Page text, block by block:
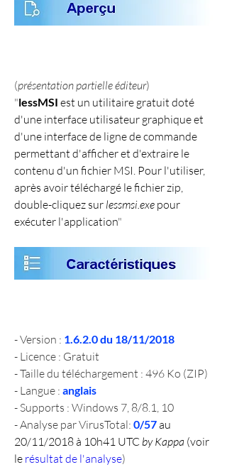
(présentation partielle éditeur)
"lessMSI est un utilitaire gratuit doté
d'une interface utilisateur graphique et
d'une interface de ligne de commande
permettant d'afficher et d'extraire le
contenu d'un fichier MSI. Pour l'utiliser,
après avoir téléchargé le fichier zip,
double-cliquez sur lessmsi.exe pour
exécuter l'application"
- Version : 1.6.2.0 du 18/11/2018
- Licence : Gratuit
- Taille du téléchargement : 496 Ko (ZIP)
- Langue : anglais
- Supports : Windows 7, 8/8.1, 10
- Analyse par VirusTotal: 0/57 au
20/11/2018 à 10h41 UTC by Kappa (voir
le résultat de l'analyse)